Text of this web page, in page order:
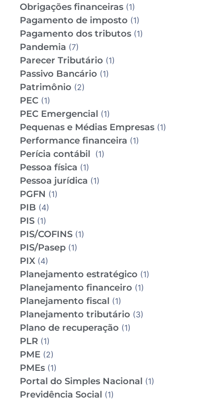
Obrigações financeiras (1)
Pagamento de imposto (1)
Pagamento dos tributos (1)
Pandemia (7)
Parecer Tributário (1)
Passivo Bancário (1)
Patrimônio (2)
PEC (1)
PEC Emergencial (1)
Pequenas e Médias Empresas (1)
Performance financeira (1)
Perícia contábil (1)
Pessoa física (1)
Pessoa jurídica (1)
PGFN (1)
PIB (4)
PIS (1)
PIS/COFINS (1)
PIS/Pasep (1)
PIX (4)
Planejamento estratégico (1)
Planejamento financeiro (1)
Planejamento fiscal (1)
Planejamento tributário (3)
Plano de recuperação (1)
PLR (1)
PME (2)
PMEs (1)
Portal do Simples Nacional (1)
Previdência Social (1)